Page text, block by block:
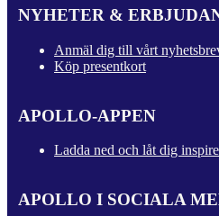
NYHETER &
Anmäl dig till vårt
Köp presentkort
APOLLO-APPEN
Ladda ned och låt dig
APOLLO I SOCIALA